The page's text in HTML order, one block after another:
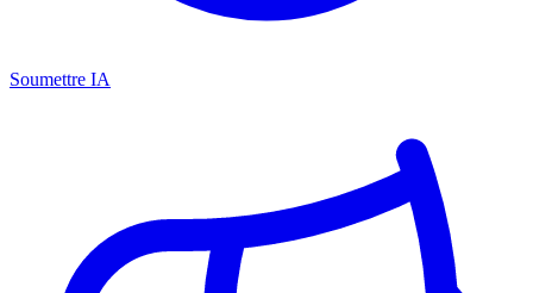
Soumettre IA